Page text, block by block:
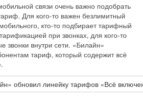
связи очень важно подобрать
Для кого-то важен безлимитный
кто-то подбирает тарифный
при звонках, для кого-то
звонки внутри сети. «Билайн»
тариф, который содержит всё
обновил линейку тарифов «Всё